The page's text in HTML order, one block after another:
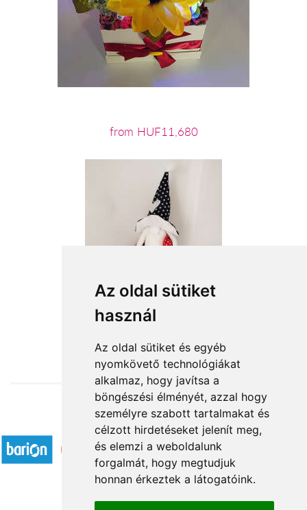
Az oldal sütiket
használ
Az oldal sütiket és egyéb
nyomkövető technológiákat
alkalmaz, hogy javítsa a
böngészési élményét, azzal hogy
személyre szabott tartalmakat és
célzott hirdetéseket jelenít meg,
és elemzi a weboldalunk
forgalmát, hogy megtudjuk
honnan érkeztek a látogatóink.
from HUF11,680
Accepted payment methods